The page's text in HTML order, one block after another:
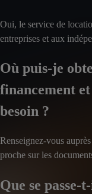
Oui, le service de
entreprises et aux
Où puis-je
financement
besoin ?
Renseignez-vous
proche sur les
Que se passe-